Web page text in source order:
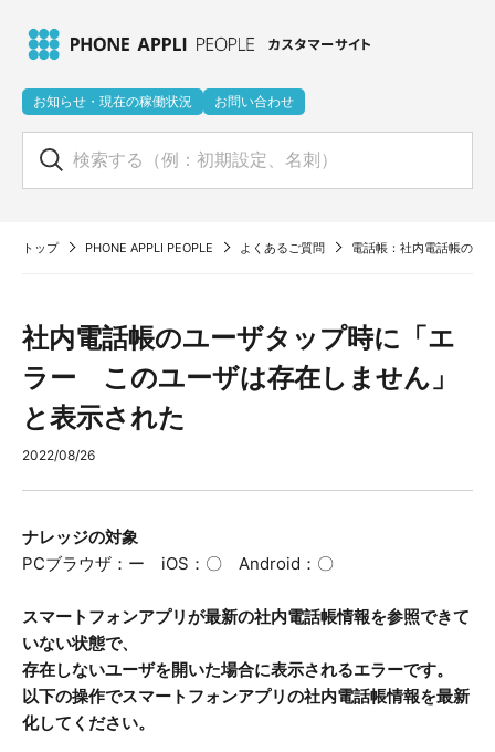
お知らせ・現在の稼働状況 お問い合わせ
トップ PHONE APPLI PEOPLE よくあるご質問 電話帳：社内電話帳のユ
社内電話帳のユーザタップ時に「エ
ラー このユーザは存在しません」
と表示された
2022/08/26
ナレッジの対象
PCブラウザ：ー iOS：〇 Android：〇
スマートフォンアプリが最新の社内電話帳情報を参照できて
いない状態で、
存在しないユーザを開いた場合に表示されるエラーです。
以下の操作でスマートフォンアプリの社内電話帳情報を最新
化してください。